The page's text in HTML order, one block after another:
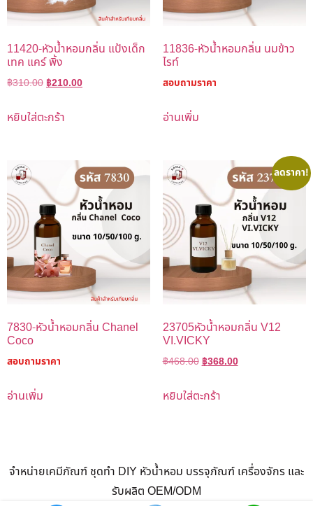
11420-หัวน้ำหอมกลิ่น แป้งเด็ก
เทค แคร์ พิ้ง
฿310.00 ฿210.00
หยิบใส่ตะกร้า
11836-หัวน้ำหอมกลิ่น นมข้าว
ไรท์
สอบถามราคา
อ่านเพิ่ม
7830-หัวน้ำหอมกลิ่น Chanel
Coco
สอบถามราคา
อ่านเพิ่ม
ลดราคา!
23705หัวน้ำหอมกลิ่น V12
VI.VICKY
฿468.00 ฿368.00
หยิบใส่ตะกร้า
จำหน่ายเคมีภัณฑ์ ชุดทำ DIY หัวน้ำหอม บรรจุภัณฑ์ เครื่องจักร และ
รับผลิต OEM/ODM